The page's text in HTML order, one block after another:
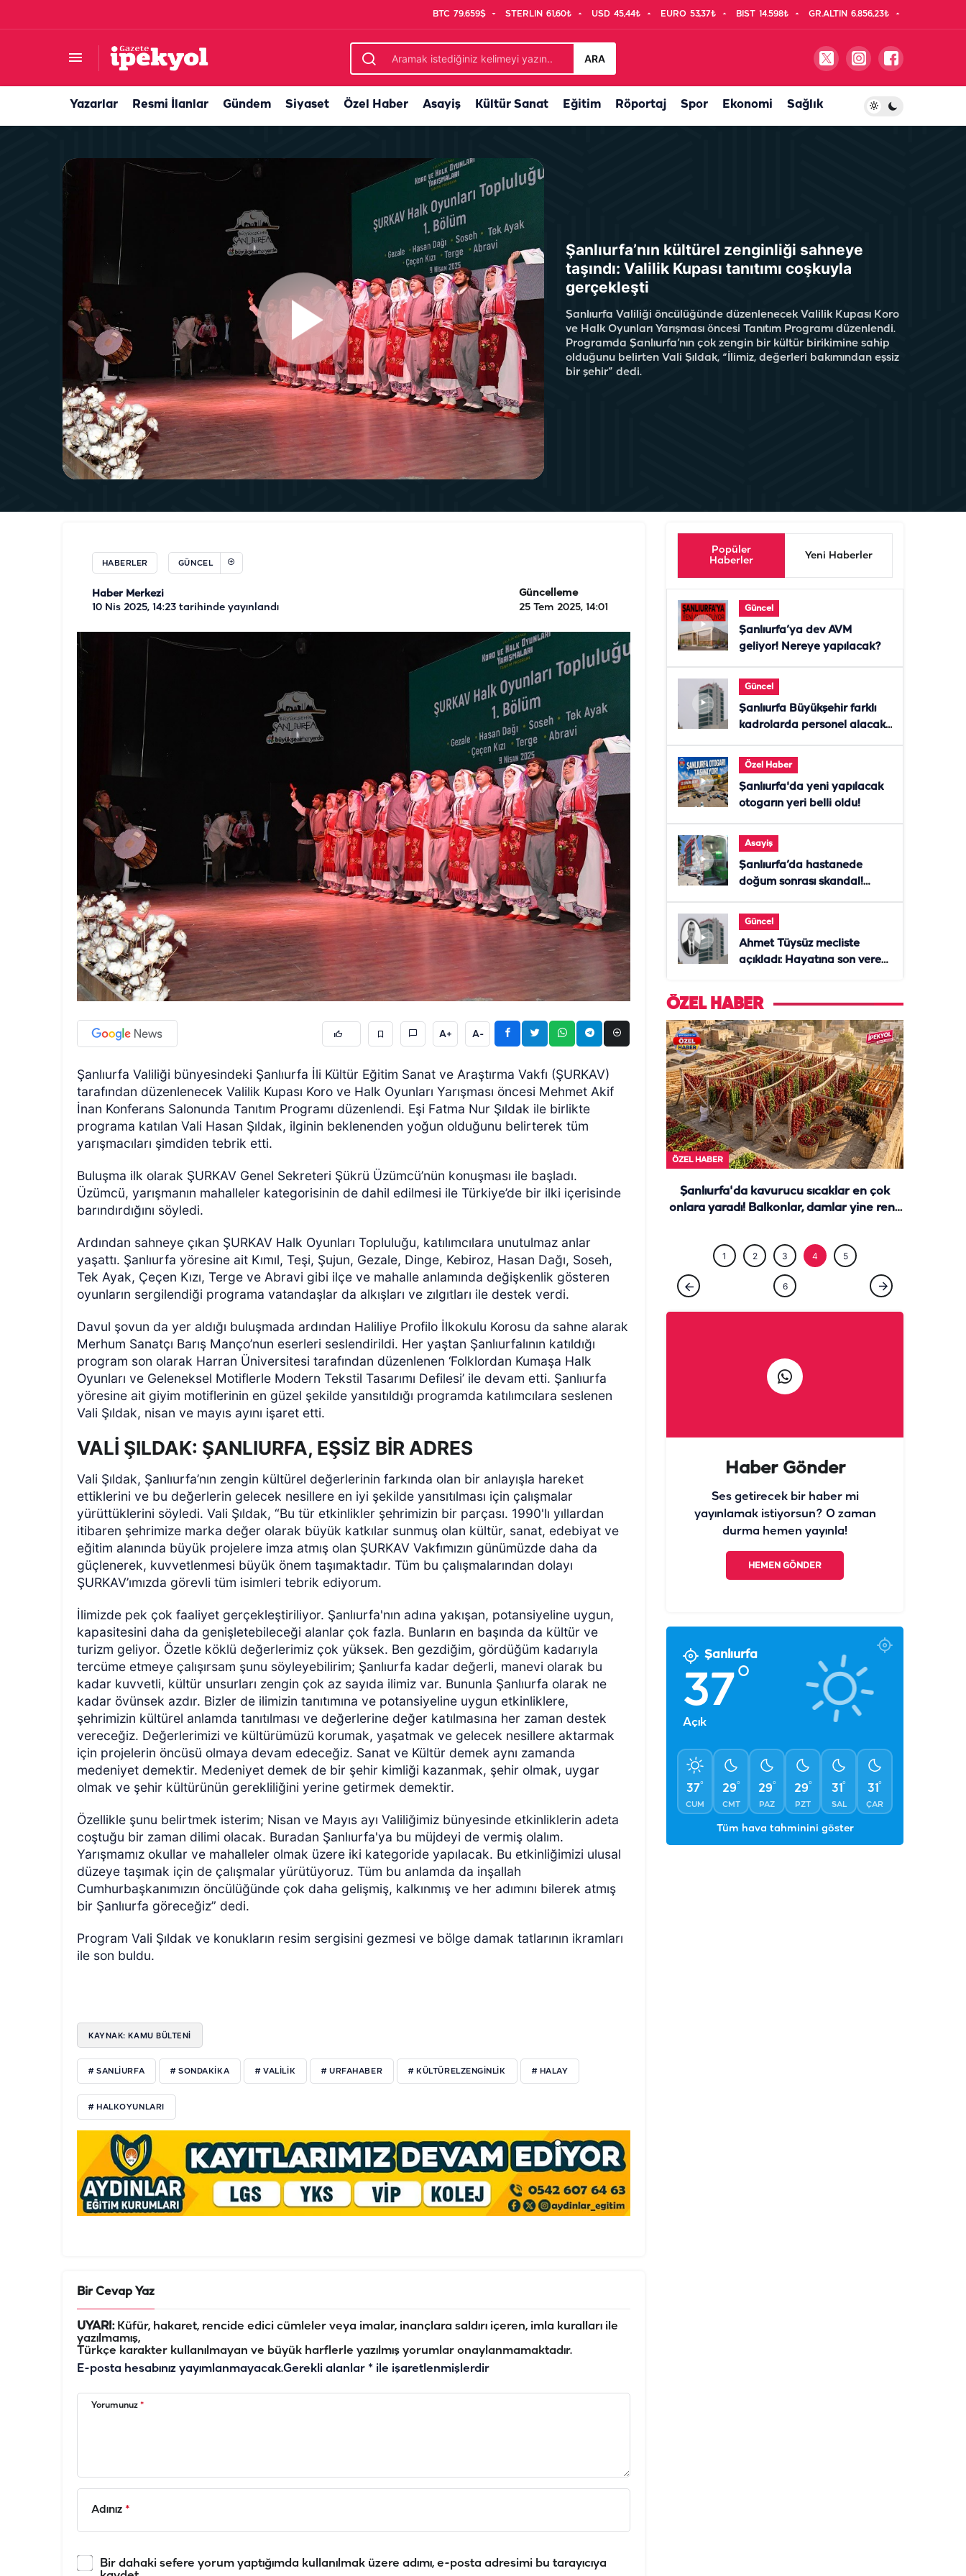
BTC 79.659$ STERLIN 61,60₺ USD 45,44₺ EURO 53,37₺ BIST 14.598₺ GR.ALTIN 6.856,23₺
ARA
Yazarlar Resmi İlanlar Gündem Siyaset Özel Haber Asayiş Kültür Sanat Eğitim Röportaj Spor Ekonomi Sağlık
Şanlıurfa’nın kültürel zenginliği sahneye
taşındı: Valilik Kupası tanıtımı coşkuyla
gerçekleşti
Şanlıurfa Valiliği öncülüğünde düzenlenecek Valilik Kupası Koro
ve Halk Oyunları Yarışması öncesi Tanıtım Programı düzenlendi.
Programda Şanlıurfa’nın çok zengin bir kültür birikimine sahip
olduğunu belirten Vali Şıldak, “İlimiz, değerleri bakımından eşsiz
bir şehir” dedi.
HABERLER GÜNCEL
Haber Merkezi
10 Nis 2025, 14:23 tarihinde yayınlandı
Güncelleme
25 Tem 2025, 14:01
A+ A-
Şanlıurfa Valiliği bünyesindeki Şanlıurfa İli Kültür Eğitim Sanat ve Araştırma Vakfı (ŞURKAV)
tarafından düzenlenecek Valilik Kupası Koro ve Halk Oyunları Yarışması öncesi Mehmet Akif
İnan Konferans Salonunda Tanıtım Programı düzenlendi. Eşi Fatma Nur Şıldak ile birlikte
programa katılan Vali Hasan Şıldak, ilginin beklenenden yoğun olduğunu belirterek tüm
yarışmacıları şimdiden tebrik etti.
Buluşma ilk olarak ŞURKAV Genel Sekreteri Şükrü Üzümcü’nün konuşması ile başladı.
Üzümcü, yarışmanın mahalleler kategorisinin de dahil edilmesi ile Türkiye’de bir ilki içerisinde
barındırdığını söyledi.
Ardından sahneye çıkan ŞURKAV Halk Oyunları Topluluğu, katılımcılara unutulmaz anlar
yaşattı. Şanlıurfa yöresine ait Kımıl, Teşi, Şujun, Gezale, Dinge, Kebiroz, Hasan Dağı, Soseh,
Tek Ayak, Çeçen Kızı, Terge ve Abravi gibi ilçe ve mahalle anlamında değişkenlik gösteren
oyunların sergilendiği programa vatandaşlar da alkışları ve zılgıtları ile destek verdi.
Davul şovun da yer aldığı buluşmada ardından Haliliye Profilo İlkokulu Korosu da sahne alarak
Merhum Sanatçı Barış Manço’nun eserleri seslendirildi. Her yaştan Şanlıurfalının katıldığı
program son olarak Harran Üniversitesi tarafından düzenlenen ‘Folklordan Kumaşa Halk
Oyunları ve Geleneksel Motiflerle Modern Tekstil Tasarımı Defilesi’ ile devam etti. Şanlıurfa
yöresine ait giyim motiflerinin en güzel şekilde yansıtıldığı programda katılımcılara seslenen
Vali Şıldak, nisan ve mayıs ayını işaret etti.
VALİ ŞILDAK: ŞANLIURFA, EŞSİZ BİR ADRES
Vali Şıldak, Şanlıurfa’nın zengin kültürel değerlerinin farkında olan bir anlayışla hareket
ettiklerini ve bu değerlerin gelecek nesillere en iyi şekilde yansıtılması için çalışmalar
yürüttüklerini söyledi. Vali Şıldak, “Bu tür etkinlikler şehrimizin bir parçası. 1990'lı yıllardan
itibaren şehrimize marka değer olarak büyük katkılar sunmuş olan kültür, sanat, edebiyat ve
eğitim alanında büyük projelere imza atmış olan ŞURKAV Vakfımızın günümüzde daha da
güçlenerek, kuvvetlenmesi büyük önem taşımaktadır. Tüm bu çalışmalarından dolayı
ŞURKAV’ımızda görevli tüm isimleri tebrik ediyorum.
İlimizde pek çok faaliyet gerçekleştiriliyor. Şanlıurfa'nın adına yakışan, potansiyeline uygun,
kapasitesini daha da genişletebileceği alanlar çok fazla. Bunların en başında da kültür ve
turizm geliyor. Özetle köklü değerlerimiz çok yüksek. Ben gezdiğim, gördüğüm kadarıyla
tercüme etmeye çalışırsam şunu söyleyebilirim; Şanlıurfa kadar değerli, manevi olarak bu
kadar kuvvetli, kültür unsurları zengin çok az sayıda ilimiz var. Bununla Şanlıurfa olarak ne
kadar övünsek azdır. Bizler de ilimizin tanıtımına ve potansiyeline uygun etkinliklere,
şehrimizin kültürel anlamda tanıtılması ve değerlerine değer katılmasına her zaman destek
vereceğiz. Değerlerimizi ve kültürümüzü korumak, yaşatmak ve gelecek nesillere aktarmak
için projelerin öncüsü olmaya devam edeceğiz. Sanat ve Kültür demek aynı zamanda
medeniyet demektir. Medeniyet demek de bir şehir kimliği kazanmak, şehir olmak, uygar
olmak ve şehir kültürünün gerekliliğini yerine getirmek demektir.
Özellikle şunu belirtmek isterim; Nisan ve Mayıs ayı Valiliğimiz bünyesinde etkinliklerin adeta
coştuğu bir zaman dilimi olacak. Buradan Şanlıurfa'ya bu müjdeyi de vermiş olalım.
Yarışmamız okullar ve mahalleler olmak üzere iki kategoride yapılacak. Bu etkinliğimizi ulusal
düzeye taşımak için de çalışmalar yürütüyoruz. Tüm bu anlamda da inşallah
Cumhurbaşkanımızın öncülüğünde çok daha gelişmiş, kalkınmış ve her adımını bilerek atmış
bir Şanlıurfa göreceğiz” dedi.
Program Vali Şıldak ve konukların resim sergisini gezmesi ve bölge damak tatlarının ikramları
ile son buldu.
KAYNAK: KAMU BÜLTENİ
# SANLIURFA # SONDAKIKA # VALILIK # URFAHABER # KÜLTÜRELZENGINLIK # HALAY
# HALKOYUNLARI
Bir Cevap Yaz
UYARI:Küfür, hakaret, rencide edici cümleler veya imalar, inançlara saldırı içeren, imla kuralları ile
yazılmamış,
Türkçe karakter kullanılmayan ve büyük harflerle yazılmış yorumlar onaylanmamaktadır.
E-posta hesabınız yayımlanmayacak.Gerekli alanlar * ile işaretlenmişlerdir
Yorumunuz *
Adınız *
Bir dahaki sefere yorum yaptığımda kullanılmak üzere adımı, e-posta adresimi bu tarayıcıya
Popüler
Haberler
Yeni Haberler
Güncel
Şanlıurfa’ya dev AVM
geliyor! Nereye yapılacak?
Güncel
Şanlıurfa Büyükşehir farklı
kadrolarda personel alacak!
Özel Haber
Şanlıurfa'da yeni yapılacak
otogarın yeri belli oldu!
Asayiş
Şanlıurfa’da hastanede
doğum sonrası skandal!
Güncel
Ahmet Tüysüz mecliste
açıkladı: Hayatına son veren
ÖZEL HABER
ÖZEL HABER
Şanlıurfa'da kavurucu sıcaklar en çok
onlara yaradı! Balkonlar, damlar yine renk
1 2 3 4 5
6
Haber Gönder
Ses getirecek bir haber mi
yayınlamak istiyorsun? O zaman
durma hemen yayınla!
HEMEN GÖNDER
Şanlıurfa
37°
Açık
37°
CUM
29°
CMT
29°
PAZ
29°
PZT
31°
SAL
31°
ÇAR
Tüm hava tahminini göster